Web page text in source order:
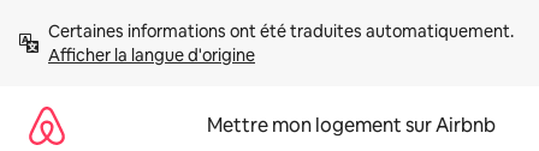
directement
Afficher la langue d'origine
Mettre mon logement sur Airbnb